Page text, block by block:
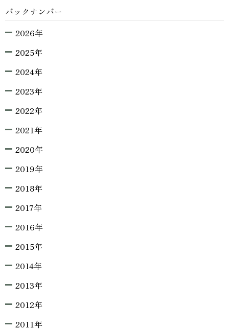
バックナンバー
2026年
2025年
2024年
2023年
2022年
2021年
2020年
2019年
2018年
2017年
2016年
2015年
2014年
2013年
2012年
2011年